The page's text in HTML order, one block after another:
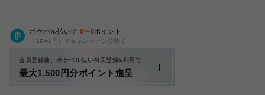
ポケパル払いで 0〜0ポイント
（1P=1円）※キャンペーン分除く
会員登録後、ポケパル払い初回登録&利用で
最大1,500円分ポイント進呈